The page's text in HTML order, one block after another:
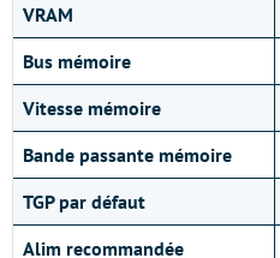
VRAM
Bus mémoire
Vitesse mémoire
Bande passante mémoire
TGP par défaut
Alim recommandée